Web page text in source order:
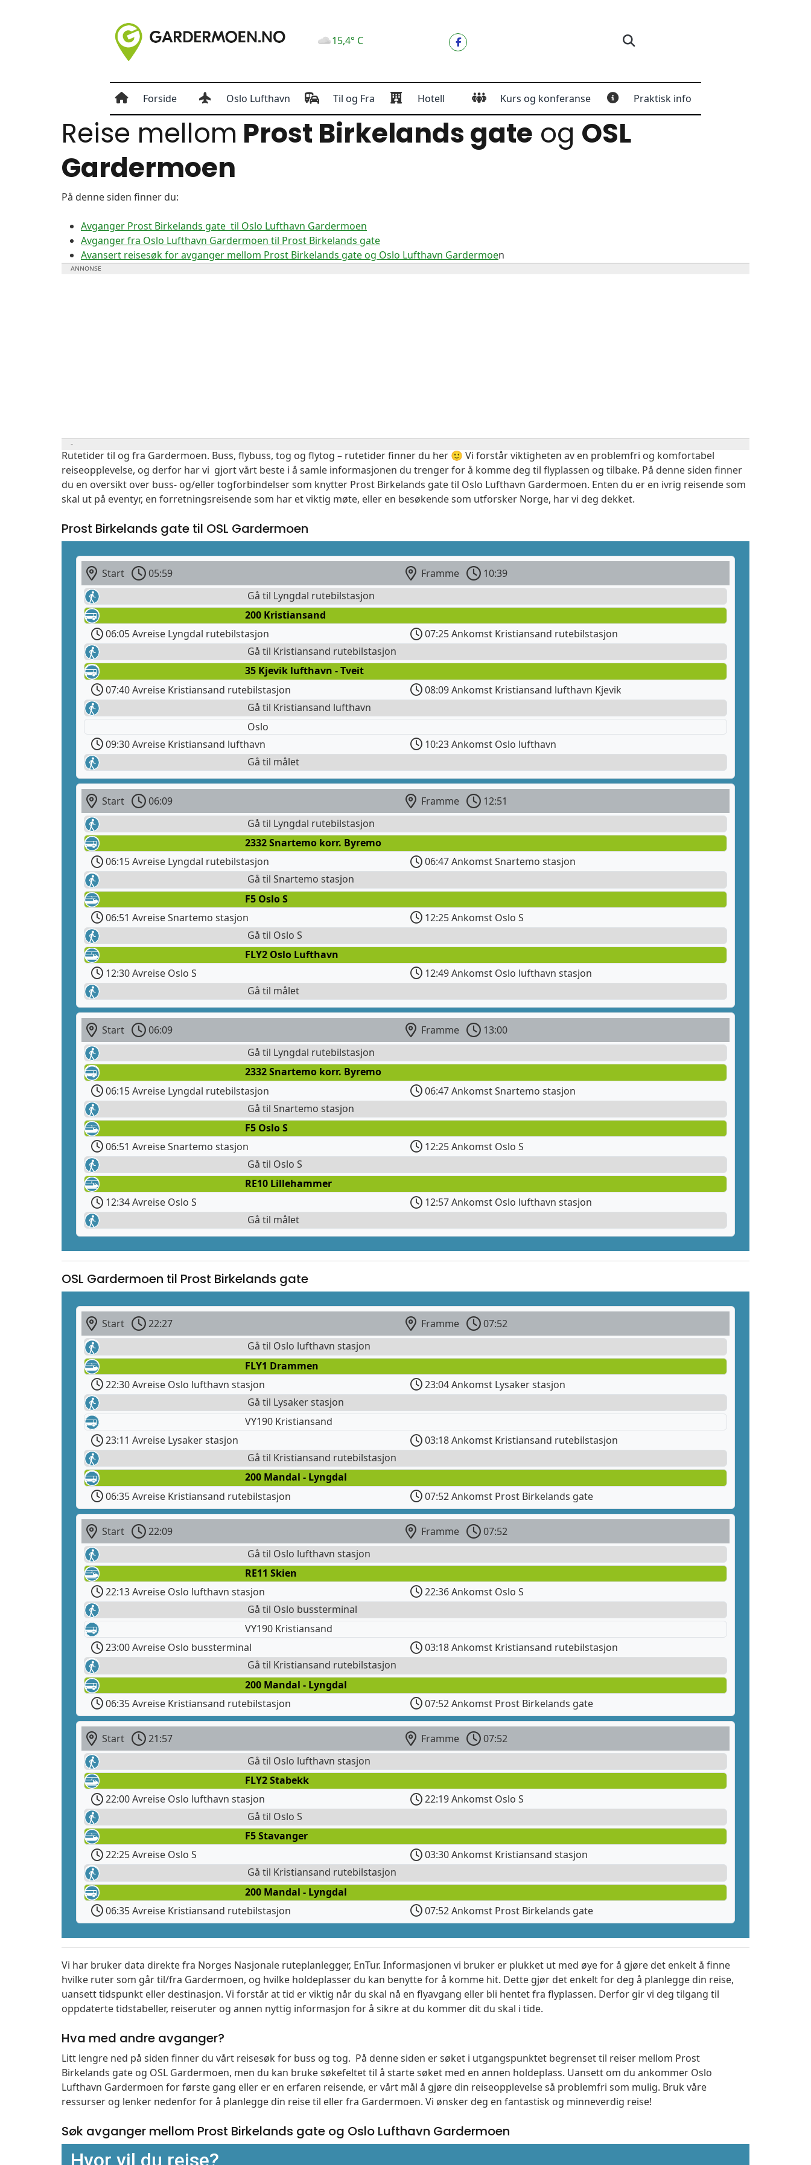
15,4° C
Forside Oslo Lufthavn Til og Fra Hotell Kurs og konferanse Praktisk info
Reise mellom Prost Birkelands gate og OSL
Gardermoen
På denne siden finner du:
Avganger Prost Birkelands gate til Oslo Lufthavn Gardermoen
Avganger fra Oslo Lufthavn Gardermoen til Prost Birkelands gate
Avansert reisesøk for avganger mellom Prost Birkelands gate og Oslo Lufthavn Gardermoen
Rutetider til og fra Gardermoen. Buss, flybuss, tog og flytog – rutetider finner du her 🙂 Vi forstår viktigheten av en problemfri og komfortabel
reiseopplevelse, og derfor har vi gjort vårt beste i å samle informasjonen du trenger for å komme deg til flyplassen og tilbake. På denne siden finner
du en oversikt over buss- og/eller togforbindelser som knytter Prost Birkelands gate til Oslo Lufthavn Gardermoen. Enten du er en ivrig reisende som
skal ut på eventyr, en forretningsreisende som har et viktig møte, eller en besøkende som utforsker Norge, har vi deg dekket.
Prost Birkelands gate til OSL Gardermoen
Start 05:59 Framme
10:39
Gå til Lyngdal rutebilstasjon
200 Kristiansand
06:05 Avreise Lyngdal rutebilstasjon
07:25 Ankomst Kristiansand rutebilstasjon
Gå til Kristiansand rutebilstasjon
35 Kjevik lufthavn - Tveit
07:40 Avreise Kristiansand rutebilstasjon
08:09 Ankomst Kristiansand lufthavn Kjevik
Gå til Kristiansand lufthavn
Oslo
09:30 Avreise Kristiansand lufthavn
10:23 Ankomst Oslo lufthavn
Gå til målet
Start 06:09 Framme
12:51
Gå til Lyngdal rutebilstasjon
2332 Snartemo korr. Byremo
06:15 Avreise Lyngdal rutebilstasjon
06:47 Ankomst Snartemo stasjon
Gå til Snartemo stasjon
F5 Oslo S
06:51 Avreise Snartemo stasjon
12:25 Ankomst Oslo S
Gå til Oslo S
FLY2 Oslo Lufthavn
12:30 Avreise Oslo S
12:49 Ankomst Oslo lufthavn stasjon
Gå til målet
Start 06:09 Framme
13:00
Gå til Lyngdal rutebilstasjon
2332 Snartemo korr. Byremo
06:15 Avreise Lyngdal rutebilstasjon
06:47 Ankomst Snartemo stasjon
Gå til Snartemo stasjon
F5 Oslo S
06:51 Avreise Snartemo stasjon
12:25 Ankomst Oslo S
Gå til Oslo S
RE10 Lillehammer
12:34 Avreise Oslo S
12:57 Ankomst Oslo lufthavn stasjon
Gå til målet
OSL Gardermoen til Prost Birkelands gate
Start 22:27 Framme
07:52
Gå til Oslo lufthavn stasjon
FLY1 Drammen
22:30 Avreise Oslo lufthavn stasjon
23:04 Ankomst Lysaker stasjon
Gå til Lysaker stasjon
VY190 Kristiansand
23:11 Avreise Lysaker stasjon
03:18 Ankomst Kristiansand rutebilstasjon
Gå til Kristiansand rutebilstasjon
200 Mandal - Lyngdal
06:35 Avreise Kristiansand rutebilstasjon
07:52 Ankomst Prost Birkelands gate
Start 22:09 Framme
07:52
Gå til Oslo lufthavn stasjon
RE11 Skien
22:13 Avreise Oslo lufthavn stasjon
22:36 Ankomst Oslo S
Gå til Oslo bussterminal
VY190 Kristiansand
23:00 Avreise Oslo bussterminal
03:18 Ankomst Kristiansand rutebilstasjon
Gå til Kristiansand rutebilstasjon
200 Mandal - Lyngdal
06:35 Avreise Kristiansand rutebilstasjon
07:52 Ankomst Prost Birkelands gate
Start 21:57 Framme
07:52
Gå til Oslo lufthavn stasjon
FLY2 Stabekk
22:00 Avreise Oslo lufthavn stasjon
22:19 Ankomst Oslo S
Gå til Oslo S
F5 Stavanger
22:25 Avreise Oslo S
03:30 Ankomst Kristiansand stasjon
Gå til Kristiansand rutebilstasjon
200 Mandal - Lyngdal
06:35 Avreise Kristiansand rutebilstasjon
07:52 Ankomst Prost Birkelands gate
Vi har bruker data direkte fra Norges Nasjonale ruteplanlegger, EnTur. Informasjonen vi bruker er plukket ut med øye for å gjøre det enkelt å finne
hvilke ruter som går til/fra Gardermoen, og hvilke holdeplasser du kan benytte for å komme hit. Dette gjør det enkelt for deg å planlegge din reise,
uansett tidspunkt eller destinasjon. Vi forstår at tid er viktig når du skal nå en flyavgang eller bli hentet fra flyplassen. Derfor gir vi deg tilgang til
oppdaterte tidstabeller, reiseruter og annen nyttig informasjon for å sikre at du kommer dit du skal i tide.
Hva med andre avganger?
Litt lengre ned på siden finner du vårt reisesøk for buss og tog. På denne siden er søket i utgangspunktet begrenset til reiser mellom Prost
Birkelands gate og OSL Gardermoen, men du kan bruke søkefeltet til å starte søket med en annen holdeplass. Uansett om du ankommer Oslo
Lufthavn Gardermoen for første gang eller er en erfaren reisende, er vårt mål å gjøre din reiseopplevelse så problemfri som mulig. Bruk våre
ressurser og lenker nedenfor for å planlegge din reise til eller fra Gardermoen. Vi ønsker deg en fantastisk og minneverdig reise!
Søk avganger mellom Prost Birkelands gate og Oslo Lufthavn Gardermoen
Hvor vil du reise?